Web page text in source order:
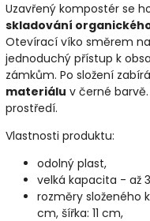
Uzavřený kompostér se
skladování
Otevírací víko směrem
jednoduchý přístup k
zámkům. Po složení
materiálu v černé
prostředí.
Vlastnosti produktu:
odolný plast,
velká kapacita - až
rozměry složeného
cm, šířka: 11 cm,